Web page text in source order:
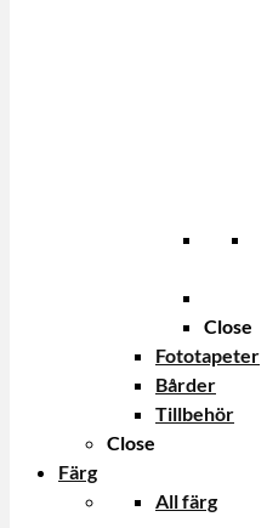
Close
Fototapeter
Bårder
Tillbehör
Close
Färg
All färg